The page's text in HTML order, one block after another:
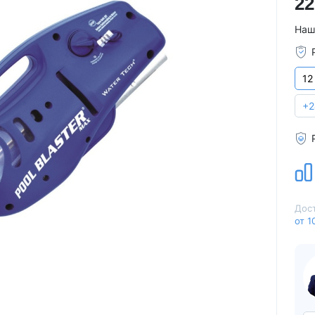
Для семьи
Для вечеринок
Профессиональные
Спортивные
Бассейны для глэмпингов
Страна производитель
Из Австралии
Из Италии
США
Из Германии
от